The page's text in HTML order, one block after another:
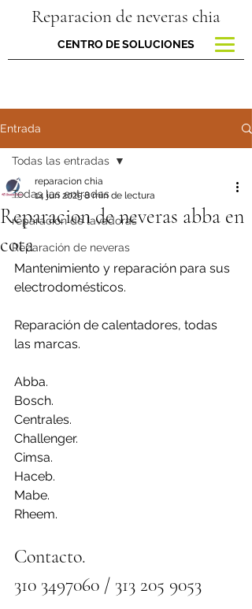
Reparacion de neveras chia
CENTRO DE SOLUCIONES
Entrada
Todas las entradas
reparacion de lavadoras
Reparación de neveras
Todas las entradas
Reparacion de neveras abba en
cota
reparacion chia
14 jun 20258 min de lectura
Mantenimiento y reparación para sus
electrodomésticos.
Reparación de calentadores, todas
las marcas.
Abba.
Bosch.
Centrales.
Challenger.
Cimsa.
Haceb.
Mabe.
Rheem.
Contacto.
310 3497060 / 313 205 9053